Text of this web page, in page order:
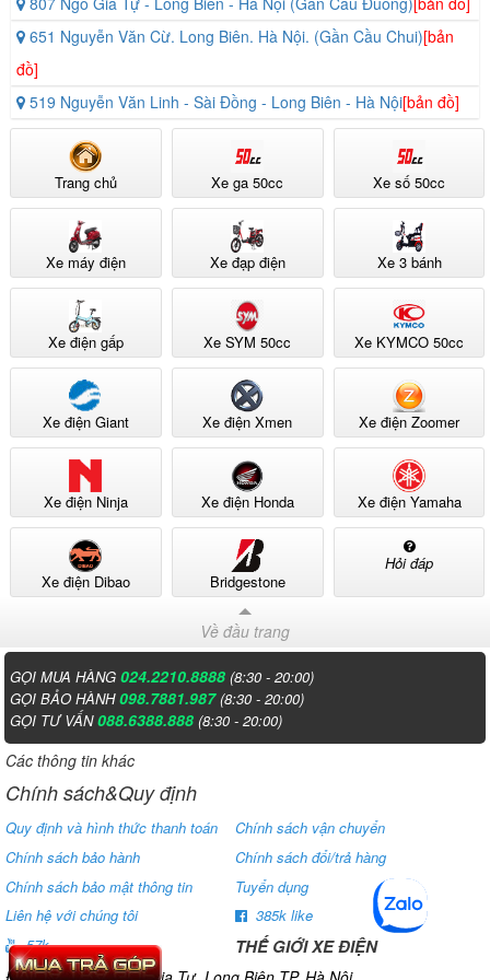
Hệ thống khung xe chất lượng với
hợp kim cao cấp
Một phần góp vào sự hoàn thiện của xe đạp điện Aima I9
bộ khung xe được làm từ hợp kim cao cấp chống gỉ, khung xe dày
chắc chắn so với các dòng xe đạp điện khác thì bộ khung của Aima
I9 có độ dày hơn 0.2mm chất liệu cao cấp chịu được tải trọng khỏe
và giúp xe cứng cáp chắc chắn hơn trong mọi hành trình.
651 Nguyễn Văn Cừ. Long Biên. Hà Nội. (Gần Cầu Chui)[bản
đồ]
519 Nguyễn Văn Linh - Sài Đồng - Long Biên - Hà Nội[bản đồ]
Trang chủ Xe ga 50cc Xe số 50cc
Xe máy điện Xe đạp điện Xe 3 bánh
Xe điện gấp Xe SYM 50cc Xe KYMCO 50cc
Xe điện Giant Xe điện Xmen Xe điện Zoomer
Xe điện Ninja Xe điện Honda Xe điện Yamaha
Xe điện Dibao Bridgestone
Hỏi đáp
Về đầu trang
GỌI MUA HÀNG024.2210.8888 (8:30 - 20:00)
GỌI BẢO HÀNH098.7881.987 (8:30 - 20:00)
GỌI TƯ VẤN088.6388.888 (8:30 - 20:00)
Các thông tin khác
Chính sách&Quy định
Quy định và hình thức thanh toán
Chính sách vận chuyển
Chính sách bảo hành
Chính sách đổi/trả hàng
Chính sách bảo mật thông tin
Tuyển dụng
Liên hệ với chúng tôi
385k like
57k
THẾ GIỚI XE ĐIỆN